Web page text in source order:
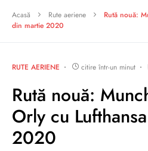
Acasă Rute aeriene
Rută nouă:
din martie 2020
RUTE AERIENE citire într-un minut
Rută nouă:
Orly cu
2020